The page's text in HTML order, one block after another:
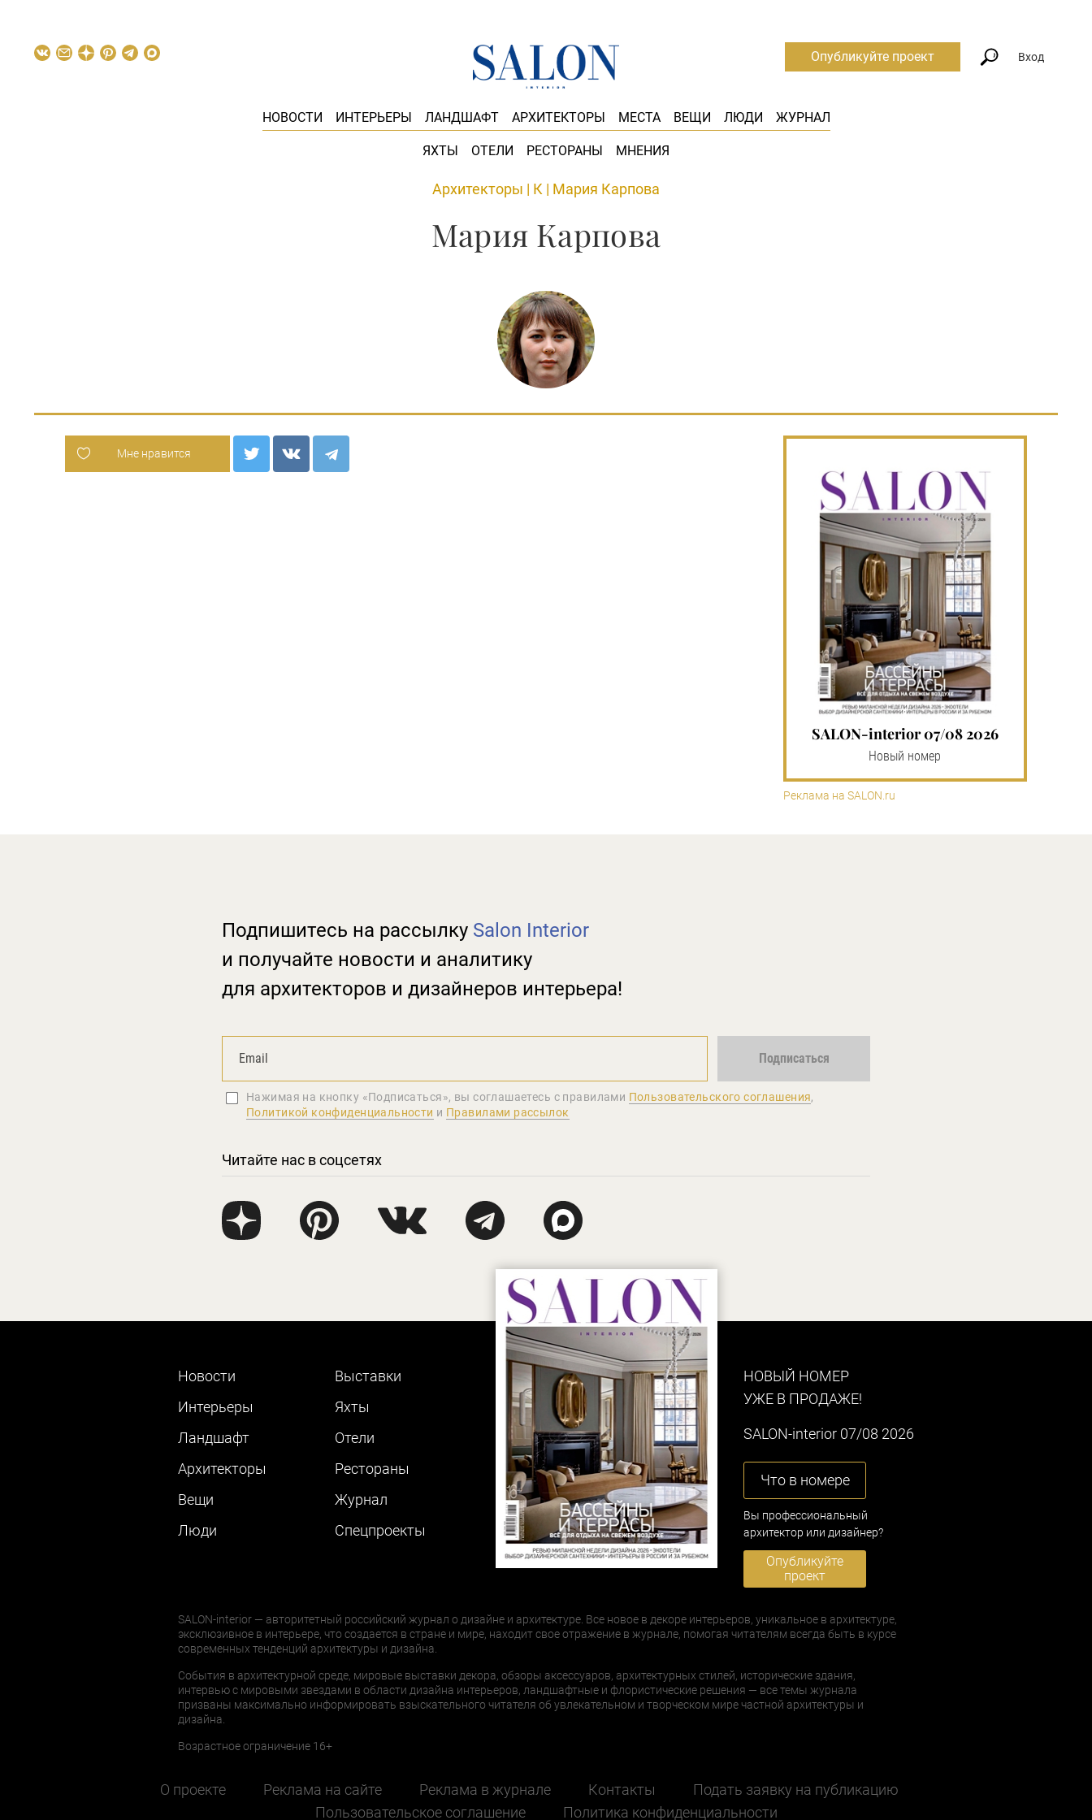
НОВОСТИ ИНТЕРЬЕРЫ ЛАНДШАФТ АРХИТЕКТОРЫ МЕСТА ВЕЩИ ЛЮДИ ЖУРНАЛ
ЯХТЫ ОТЕЛИ РЕСТОРАНЫ МНЕНИЯ
Опубликуйте проект Вход
Архитекторы | К | Мария Карпова
Мария Карпова
Мне нравится
SALON-interior 07/08 2026
Новый номер
Реклама на SALON.ru
Подпишитесь на рассылку Salon Interior
и получайте новости и аналитику
для архитекторов и дизайнеров интерьера!
Подписаться
Нажимая на кнопку «Подписаться», вы соглашаетеcь с правилами Пользовательского соглашения,
Политикой конфиденциальности и Правилами рассылок
Читайте нас в соцсетях
Новости
Интерьеры
Ландшафт
Архитекторы
Вещи
Люди
Выставки
Яхты
Отели
Рестораны
Журнал
Cпецпроекты
НОВЫЙ НОМЕР
УЖЕ В ПРОДАЖЕ!
SALON-interior 07/08 2026
Что в номере
Вы профессиональный
архитектор или дизайнер?
Опубликуйте
проект
SALON-interior — авторитетный российский журнал о дизайне и архитектуре. Все новое в декоре интерьеров, уникальное в архитектуре,
эксклюзивное в интерьере, что создается в стране и мире, находит свое отражение в журнале, помогая читателям всегда быть в курсе
современных тенденций архитектуры и дизайна.
События в архитектурной среде, мировые выставки декора, обзоры аксессуаров, архитектурных стилей, исторические здания,
интервью с мировыми звездами в области дизайна интерьеров, ландшафтные и флористические решения — все темы журнала
призваны максимально информировать взыскательного читателя об увлекательном и творческом мире частной архитектуры и
дизайна.
Возрастное ограничение 16+
О проекте Реклама на сайте Реклама в журнале Контакты
Подать заявку на публикацию
Пользовательское соглашение
Политика конфиденциальности